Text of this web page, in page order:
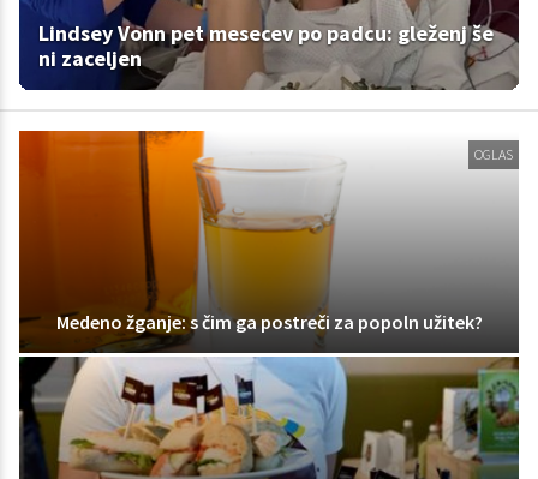
Lindsey Vonn pet mesecev po padcu: gleženj še
ni zaceljen
OGLAS
Medeno žganje: s čim ga postreči za popoln užitek?